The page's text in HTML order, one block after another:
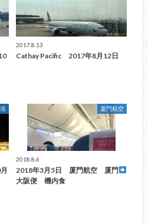
2017.8.13
Cathay Pacific 2017年8月12日
厦門航空
2018.8.6
2018年3月5日 厦門航空 厦門
大阪便 機内食